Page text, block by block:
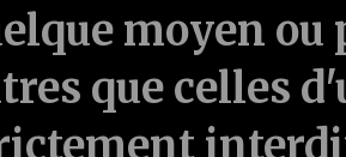
moyen ou
que celles